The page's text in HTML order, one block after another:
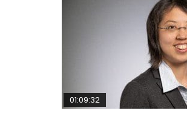
01:09:32